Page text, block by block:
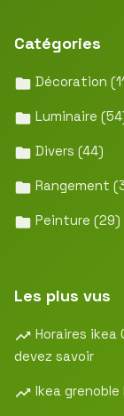
Catégories
Décoration
Luminaire
Divers (44)
Rangement
Peinture (29)
Les plus vus
Horaires
devez savoir
Ikea